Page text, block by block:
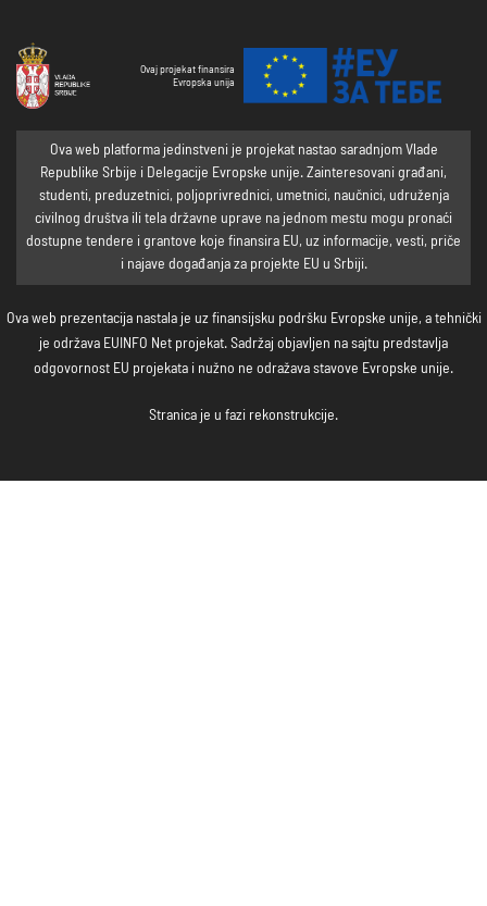
Ovaj projekat finansira
Evropska unija
Ova web platforma jedinstveni je projekat nastao saradnjom Vlade
Republike Srbije i Delegacije Evropske unije. Zainteresovani građani,
studenti, preduzetnici, poljoprivrednici, umetnici, naučnici, udruženja
civilnog društva ili tela državne uprave na jednom mestu mogu pronaći
dostupne tendere i grantove koje finansira EU, uz informacije, vesti, priče
i najave događanja za projekte EU u Srbiji.
Ova web prezentacija nastala je uz finansijsku podršku Evropske unije, a tehnički
je održava EUINFO Net projekat. Sadržaj objavljen na sajtu predstavlja
odgovornost EU projekata i nužno ne odražava stavove Evropske unije.
Stranica je u fazi rekonstrukcije.